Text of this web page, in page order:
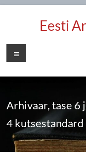
Eesti
Menu
Arhivaar, tase 6
4 kutsestandard